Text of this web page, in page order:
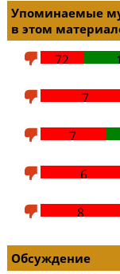
Упоминаемые
в этом
72
7
7
6
8
Обсуждение